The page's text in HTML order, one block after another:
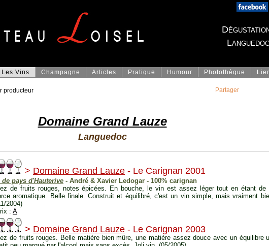
Languedoc
Les Vins Champagne Articles Pratique Humour Photothèque
producteur
Domaine Grand Lauze
Languedoc
> Domaine Grand Lauze - Le Carignan 2001
de pays d'Hauterive - André & Xavier Ledogar - 100% carignan
de fruits rouges, notes épicées. En bouche, le vin est assez léger tout en étant de
aromatique. Belle finale. Construit et équilibré, c'est un vin simple, mais vraiment
2004)
: A
> Domaine Grand Lauze - Le Carignan 2003
de fruits rouges. Belle matière bien mûre, une matière assez douce avec un équilibre
Partager